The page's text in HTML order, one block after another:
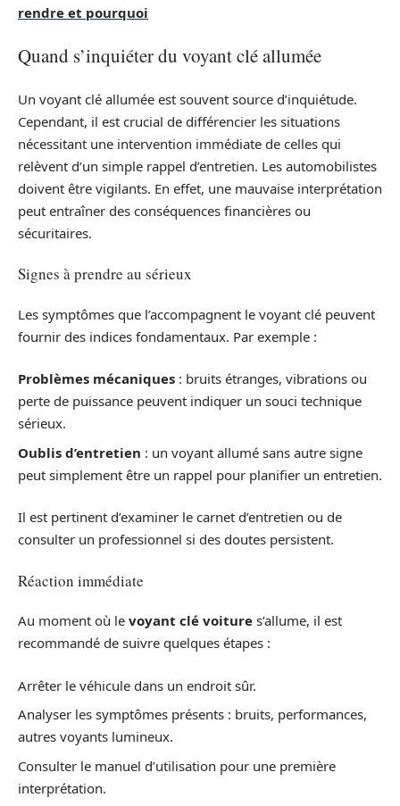
rendre et pourquoi
Quand s’inquiéter du voyant clé allumée
Un voyant clé allumée est souvent source d’inquiétude.
Cependant, il est crucial de différencier les situations
nécessitant une intervention immédiate de celles qui
relèvent d’un simple rappel d’entretien. Les automobilistes
doivent être vigilants. En effet, une mauvaise interprétation
peut entraîner des conséquences financières ou
sécuritaires.
Signes à prendre au sérieux
Les symptômes que l’accompagnent le voyant clé peuvent
fournir des indices fondamentaux. Par exemple :
Problèmes mécaniques : bruits étranges, vibrations ou
perte de puissance peuvent indiquer un souci technique
sérieux.
Oublis d’entretien : un voyant allumé sans autre signe
peut simplement être un rappel pour planifier un entretien.
Il est pertinent d’examiner le carnet d’entretien ou de
consulter un professionnel si des doutes persistent.
Réaction immédiate
Au moment où le voyant clé voiture s’allume, il est
recommandé de suivre quelques étapes :
Arrêter le véhicule dans un endroit sûr.
Analyser les symptômes présents : bruits, performances,
autres voyants lumineux.
Consulter le manuel d’utilisation pour une première
interprétation.